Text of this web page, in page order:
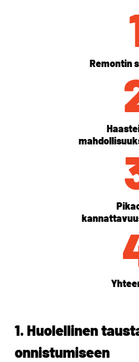
Remontin
1. Huolellinen
onnistumiseen